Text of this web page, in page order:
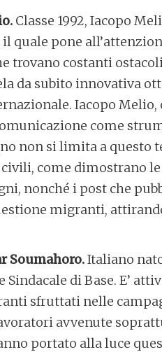
Classe 1992, Iacopo
il quale pone
trovano costanti
da subito innovativa
Iacopo Melio,
come
non si limita a questo
come dimostrano
nonché i post che
migranti,
Soumahoro.Italiano
Sindacale di Base. E’
sfruttati nelle
avvenute
portato alla luce